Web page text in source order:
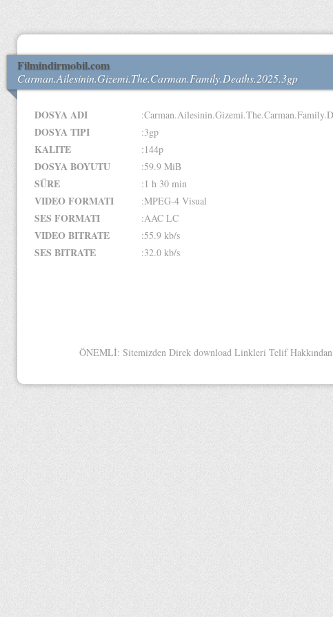
Filmindirmobil.com
Carman.Ailesinin.Gizemi.The.Carman.Family.Deaths.2025.3gp
DOSYA ADI
DOSYA TIPI :3gp
KALITE :144p
DOSYA BOYUTU :59.9 MiB
SÜRE :1 h 30 min
VIDEO FORMATI :MPEG-4 Visual
SES FORMATI :AAC LC
VIDEO BITRATE :55.9 kb/s
SES BITRATE :32.0 kb/s
ÖNEMLİ: Sitemizden Direk download Linkleri Telif Hakkından